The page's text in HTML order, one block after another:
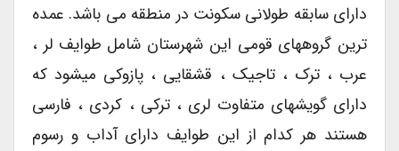
دارای سابقه طولانی سکونت در منطقه می باشد. عمده
ترین گروههای قومی این شهرستان شامل طوایف لر ،
عرب ، ترک ، تاجیک ، قشقایی ، پازوکی میشود که
دارای گویشهای متفاوت لری ، ترکی ، کردی ، فارسی
هستند هر کدام از این طوایف دارای آداب و رسوم